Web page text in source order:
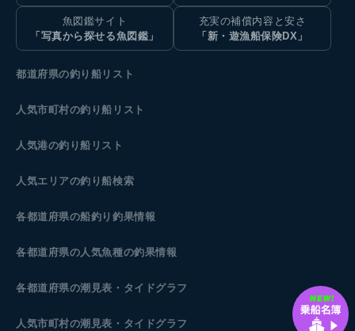
魚図鑑サイト
「写真から探せる魚図鑑」
充実の補償内容と安さ
「新・遊漁船保険DX」
都道府県の釣り船リスト
人気市町村の釣り船リスト
人気港の釣り船リスト
人気エリアの釣り船検索
各都道府県の船釣り釣果情報
各都道府県の人気魚種の釣果情報
各都道府県の潮見表 ・タイドグラフ
人気市町村の潮見表・タイドグラフ